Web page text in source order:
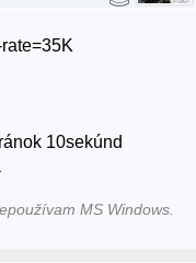
10sekúnd
MS Windows.